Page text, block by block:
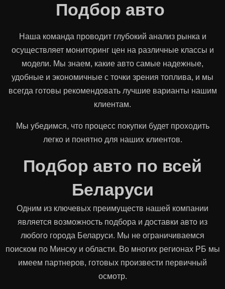
Подбор авто
Наша команда проводит глубокий анализ рынка и
осуществляет мониторинг цен на различные классы и
модели. Мы знаем, какие авто самые надежные,
удобные и экономичные с точки зрения топлива, и мы
всегда готовы рекомендовать лучшие варианты нашим
клиентам.
Мы убедимся, что процесс покупки будет проходить
легко и понятно для наших клиентов.
Подбор авто по всей
Беларуси
Одним из ключевых преимуществ нашей компании
является возможность подбора и доставки авто из
любого города Беларуси. Мы не ограничиваемся
поиском по Минску и области. Во многих регионах РБ мы
имеем партнеров, готовых произвести первичный
осмотр.